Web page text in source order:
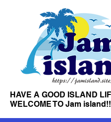
HAVE A GOOD ISLAND
WELCOME TO Jam island!!